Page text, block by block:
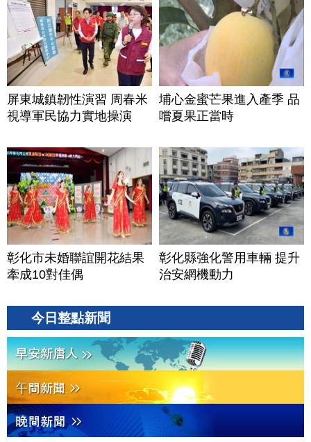
屏東城鎮韌性演習 周春米
視導軍民協力實地操演
埔心金蜜芒果進入產季 品
嚐夏果正當時
彰化市未婚聯誼開花結果
牽成10對佳偶
彰化縣強化警用車輛 提升
治安網機動力
今日整點新聞